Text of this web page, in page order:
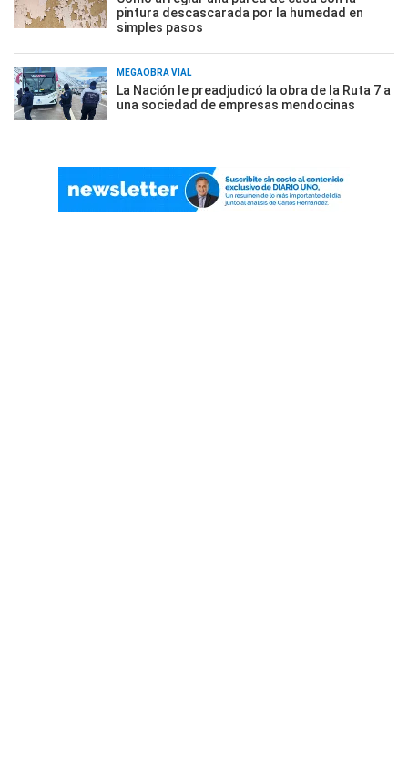
pintura descascarada por la humedad en
simples pasos
MEGAOBRA VIAL
La Nación le preadjudicó la obra de la Ruta 7 a
una sociedad de empresas mendocinas